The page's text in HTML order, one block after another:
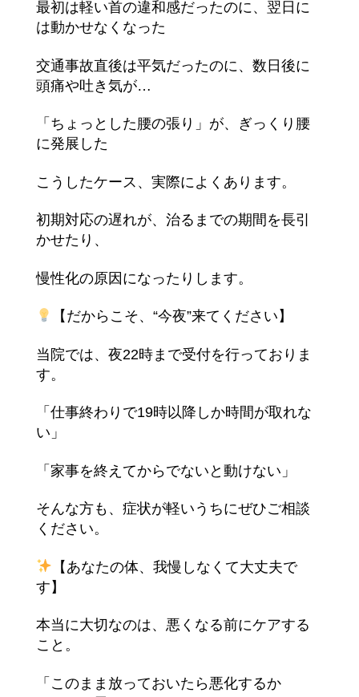
最初は軽い首の違和感だったのに、翌日に
は動かせなくなった
交通事故直後は平気だったのに、数日後に
頭痛や吐き気が…
「ちょっとした腰の張り」が、ぎっくり腰
に発展した
こうしたケース、実際によくあります。
初期対応の遅れが、治るまでの期間を長引
かせたり、
慢性化の原因になったりします。
【だからこそ、“今夜”来てください】
当院では、夜22時まで受付を行っておりま
す。
「仕事終わりで19時以降しか時間が取れな
い」
「家事を終えてからでないと動けない」
そんな方も、症状が軽いうちにぜひご相談
ください。
【あなたの体、我慢しなくて大丈夫で
す】
本当に大切なのは、悪くなる前にケアする
こと。
「このまま放っておいたら悪化するか